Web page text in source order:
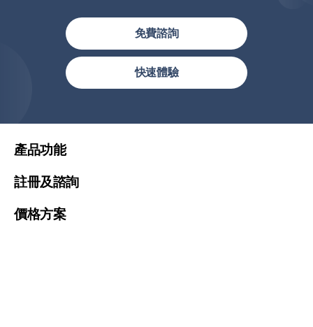
免費諮詢
快速體驗
產品功能
註冊及諮詢
價格方案
繁體中文(香港)
United States (English)
Việt Nam (Tiếng Việt)
한국 (한국어)